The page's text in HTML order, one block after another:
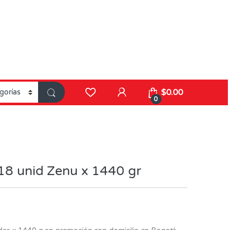
0
$0.00
unid Zenu x 1440 gr